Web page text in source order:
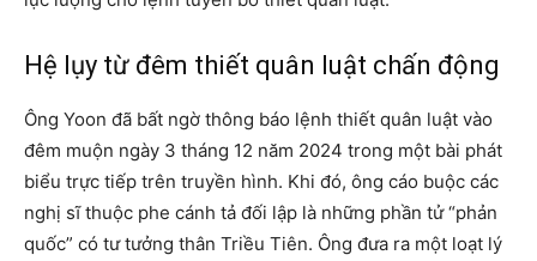
Hệ lụy từ đêm thiết quân luật chấn động
Ông Yoon đã bất ngờ thông báo lệnh thiết quân luật vào
đêm muộn ngày 3 tháng 12 năm 2024 trong một bài phát
biểu trực tiếp trên truyền hình. Khi đó, ông cáo buộc các
nghị sĩ thuộc phe cánh tả đối lập là những phần tử “phản
quốc” có tư tưởng thân Triều Tiên. Ông đưa ra một loạt lý